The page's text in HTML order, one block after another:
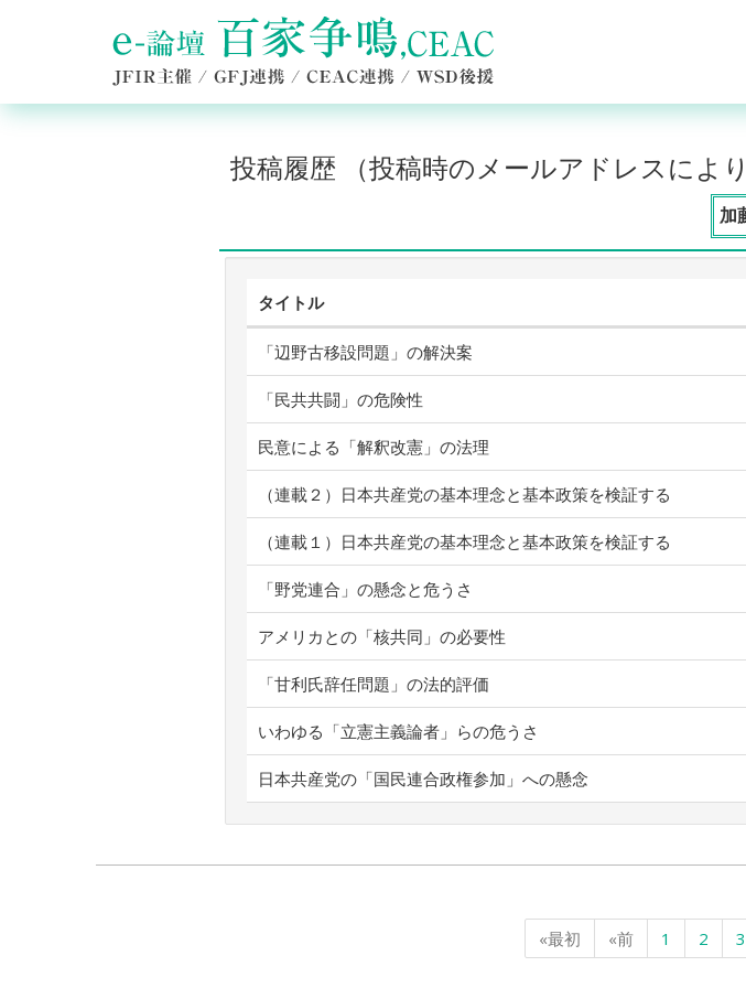
投稿履歴 （投稿時のメールアドレスによ
加
タイトル
「辺野古移設問題」の解決案
「民共共闘」の危険性
民意による「解釈改憲」の法理
（連載２）日本共産党の基本理念と基本政策を検証する
（連載１）日本共産党の基本理念と基本政策を検証する
「野党連合」の懸念と危うさ
アメリカとの「核共同」の必要性
「甘利氏辞任問題」の法的評価
いわゆる「立憲主義論者」らの危うさ
日本共産党の「国民連合政権参加」への懸念
«最初 «前 1 2 3